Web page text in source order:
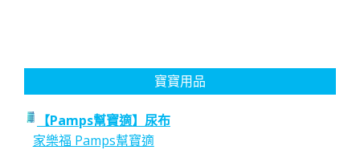
寶寶用品
【Pamps幫寶適】尿布
家樂福 Pamps幫寶適